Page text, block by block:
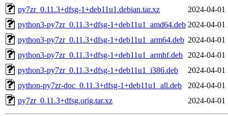
py7zr_0.11.3+dfsg-1+deb11u1.debian.tar.xz
2024-04-01
python3-py7zr_0.11.3+dfsg-1+deb11u1_amd64.deb 2024-04-01
python3-py7zr_0.11.3+dfsg-1+deb11u1_arm64.deb 2024-04-01
python3-py7zr_0.11.3+dfsg-1+deb11u1_armhf.deb
2024-04-01
python3-py7zr_0.11.3+dfsg-1+deb11u1_i386.deb
2024-04-01
python-py7zr-doc_0.11.3+dfsg-1+deb11u1_all.deb
2024-04-01
py7zr_0.11.3+dfsg.orig.tar.xz
2024-04-01